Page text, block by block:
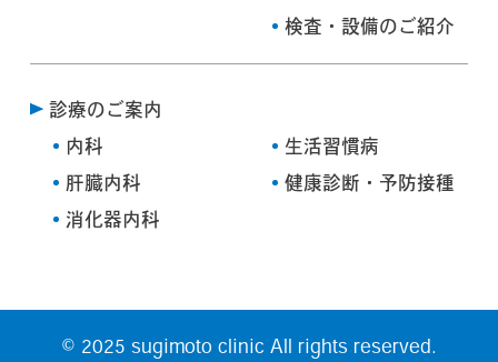
検査・設備のご紹介
診療のご案内
内科
肝臓内科
消化器内科
生活習慣病
健康診断・予防接種
© 2025 sugimoto clinic All rights reserved.